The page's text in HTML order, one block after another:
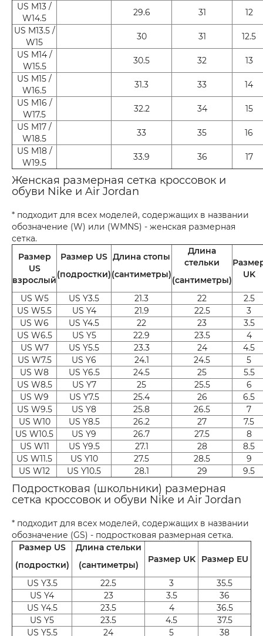
US M13 /
W14.5
29.6 31
12
US M13.5 /
W15
30 31
12.5
US M14 /
W15.5
30.5 32
13
US M15 /
W16.5
31.3 33
14
US M16 /
W17.5
32.2 34
15
US M17 /
W18.5
33 35
16
US M18 /
W19.5
33.9 36 17
Женская размерная сетка кроссовок и
обуви Nike и Air Jordan
* подходит для всех моделей, содержащих в названии
обозначение (W) или (WMNS) - женская размерная
сетка.
Размер
US
взрослый
Размер US
(подростки)
Длина стопы
(сантиметры)
Длина
стельки
(сантиметры)
UK
US W5 US Y3.5 21.3 22
2.5
US W5.5
US Y4 21.9 22.5
3
US W6
US Y4.5 22 23
3.5
US W6.5
US Y5 22.9 23.5
4
US W7
US Y5.5 23.3 24
4.5
US W7.5
US Y6 24.1 24.5
5
US W8
US Y6.5 24.5 25
5.5
US W8.5
US Y7 25 25.5
6
US W9
US Y7.5 25.4 26
6.5
US W9.5
US Y8 25.8 26.5
7
US W10
US Y8.5 26.2 27
7.5
US W10.5
US Y9 26.7 27.5
8
US W11
US Y9.5 27.1 28
8.5
US W11.5
US Y10 27.5 28.5
9
US W12
US Y10.5 28.1 29 9.5
Подростковая (школьники) размерная
сетка кроссовок и обуви Nike и Air Jordan
* подходит для всех моделей, содержащих в названии
обозначение (GS) - подростковая размерная сетка.
Размер US
(подростки)
Длина стельки
(сантиметры)
Размер UK Размер EU
US Y3.5 22.5 3
35.5
US Y4
23 3.5
36
US Y4.5
23.5 4
36.5
US Y5
23.5 4.5
37.5
US Y5.5
24 5 38